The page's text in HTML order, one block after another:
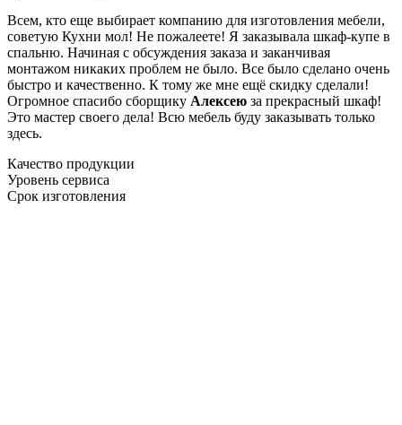
Всем, кто еще выбирает компанию для изготовления мебели,
советую Кухни мол! Не пожалеете! Я заказывала шкаф-купе в
спальню. Начиная с обсуждения заказа и заканчивая
монтажом никаких проблем не было. Все было сделано очень
быстро и качественно. К тому же мне ещё скидку сделали!
Огромное спасибо сборщику Алексею за прекрасный шкаф!
Это мастер своего дела! Всю мебель буду заказывать только
здесь.
Качество продукции
Уровень сервиса
Срок изготовления